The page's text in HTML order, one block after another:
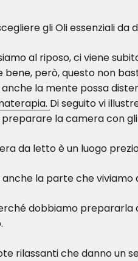
gli Oli essenziali
al riposo, ci viene
bene, però, questo non
la mente possa
Di seguito vi
la camera con gli
da letto è un luogo
anche la parte che viviamo
dobbiamo prepararla
rilassanti che danno un